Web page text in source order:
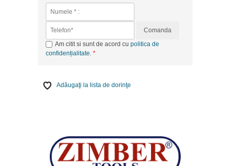
Comanda
Am citit si sunt de acord cu politica de
confidențialitate.
Adăugaţi la lista de dorinţe